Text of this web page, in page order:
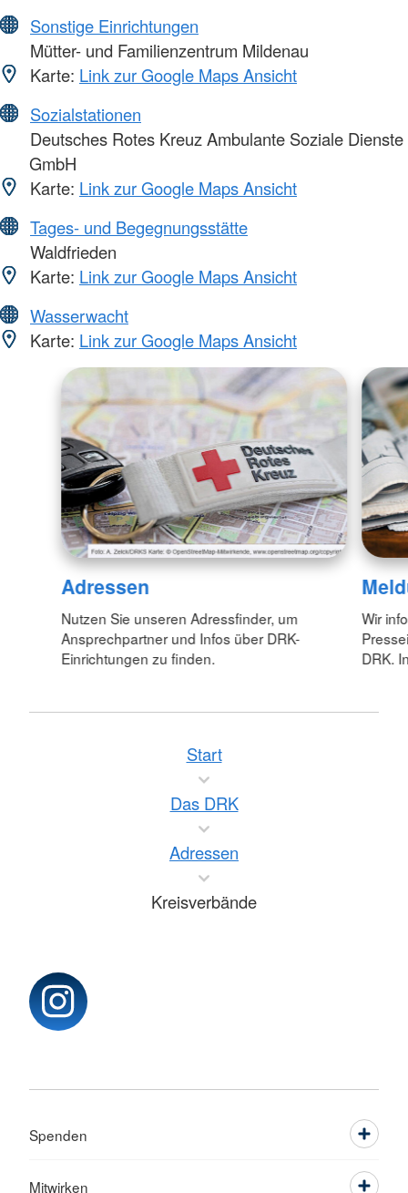
Sonstige Einrichtungen
Mütter- und Familienzentrum Mildenau
Karte: Link zur Google Maps Ansicht
Sozialstationen
Deutsches Rotes Kreuz Ambulante Soziale Dienste
GmbH
Karte: Link zur Google Maps Ansicht
Tages- und Begegnungsstätte
Waldfrieden
Karte: Link zur Google Maps Ansicht
Wasserwacht
Karte: Link zur Google Maps Ansicht
Adressen
Nutzen Sie unseren Adressfinder, um
Ansprechpartner und Infos über DRK-
Einrichtungen zu finden.
Wir
DRK.
Start
Das DRK
Adressen
Kreisverbände
Spenden
Mitwirken